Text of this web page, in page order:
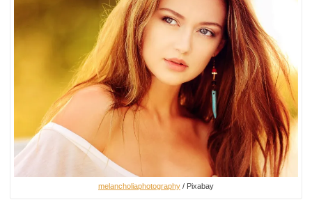
melancholiaphotography / Pixabay